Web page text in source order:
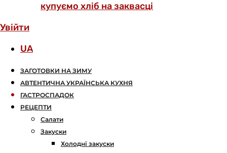
купуємо хліб на заквасці
Увійти
UA
ЗАГОТОВКИ НА ЗИМУ
АВТЕНТИЧНА УКРАЇНСЬКА КУХНЯ
ГАСТРОСПАДОК
РЕЦЕПТИ
Салати
Закуски
Холодні закуски